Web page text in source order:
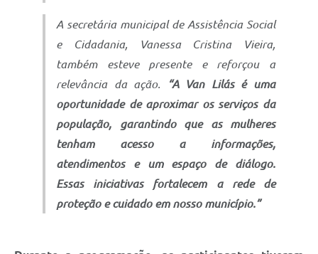
A secretária municipal de Assistência Social
e Cidadania, Vanessa Cristina Vieira,
também esteve presente e reforçou a
relevância da ação.
“A Van Lilás é uma
oportunidade de aproximar os serviços da
população, garantindo que as mulheres
tenham acesso a informações,
atendimentos e um espaço de diálogo.
Essas iniciativas fortalecem a rede de
proteção e cuidado em nosso município.”